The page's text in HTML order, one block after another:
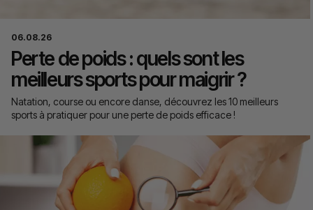
Perte de poids : quels sont les
meilleurs sports pour maigrir ?
06.08.26
Natation, course ou encore danse, découvrez les 10 meilleurs
sports à pratiquer pour une perte de poids efficace !